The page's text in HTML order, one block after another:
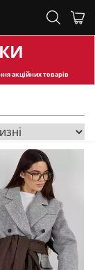
акційних товарів